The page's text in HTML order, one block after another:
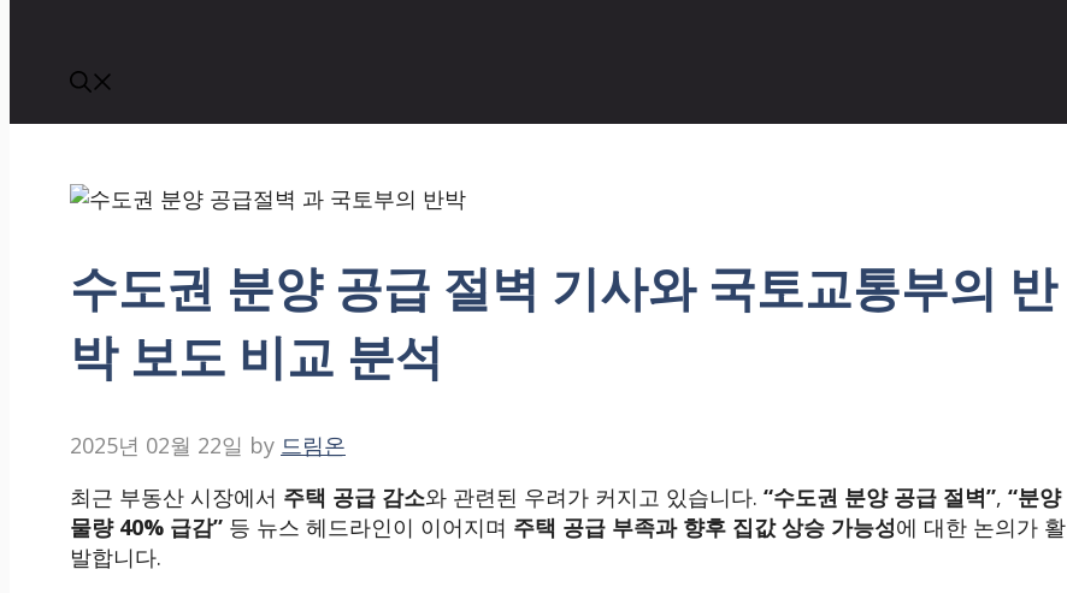
수도권 분양 공급 절벽 기사와 국토교통부의 반
박 보도 비교 분석
2025년 02월 22일 by 드림온
최근 부동산 시장에서 주택 공급 감소와 관련된 우려가 커지고 있습니다. “수도권 분양 공급 절벽”, “분양
물량 40% 급감” 등 뉴스 헤드라인이 이어지며 주택 공급 부족과 향후 집값 상승 가능성에 대한 논의가 활
발합니다.